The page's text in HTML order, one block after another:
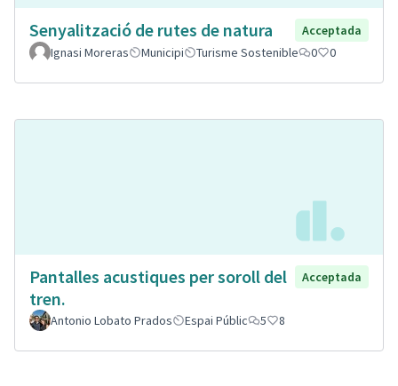
Senyalització de rutes de natura
Acceptada
Ignasi Moreras
Municipi Turisme Sostenible 0 0
Pantalles acustiques per soroll del
tren.
Acceptada
Antonio Lobato Prados Espai Públic 5 8